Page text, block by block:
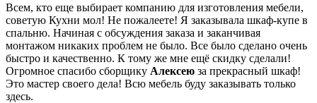
Всем, кто еще выбирает компанию для изготовления мебели,
советую Кухни мол! Не пожалеете! Я заказывала шкаф-купе в
спальню. Начиная с обсуждения заказа и заканчивая
монтажом никаких проблем не было. Все было сделано очень
быстро и качественно. К тому же мне ещё скидку сделали!
Огромное спасибо сборщику Алексею за прекрасный шкаф!
Это мастер своего дела! Всю мебель буду заказывать только
здесь.